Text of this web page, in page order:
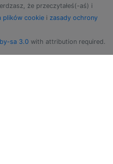
że przeczytałeś(-aś) i
plików cookie i zasady ochrony
sa 3.0 with attribution required.